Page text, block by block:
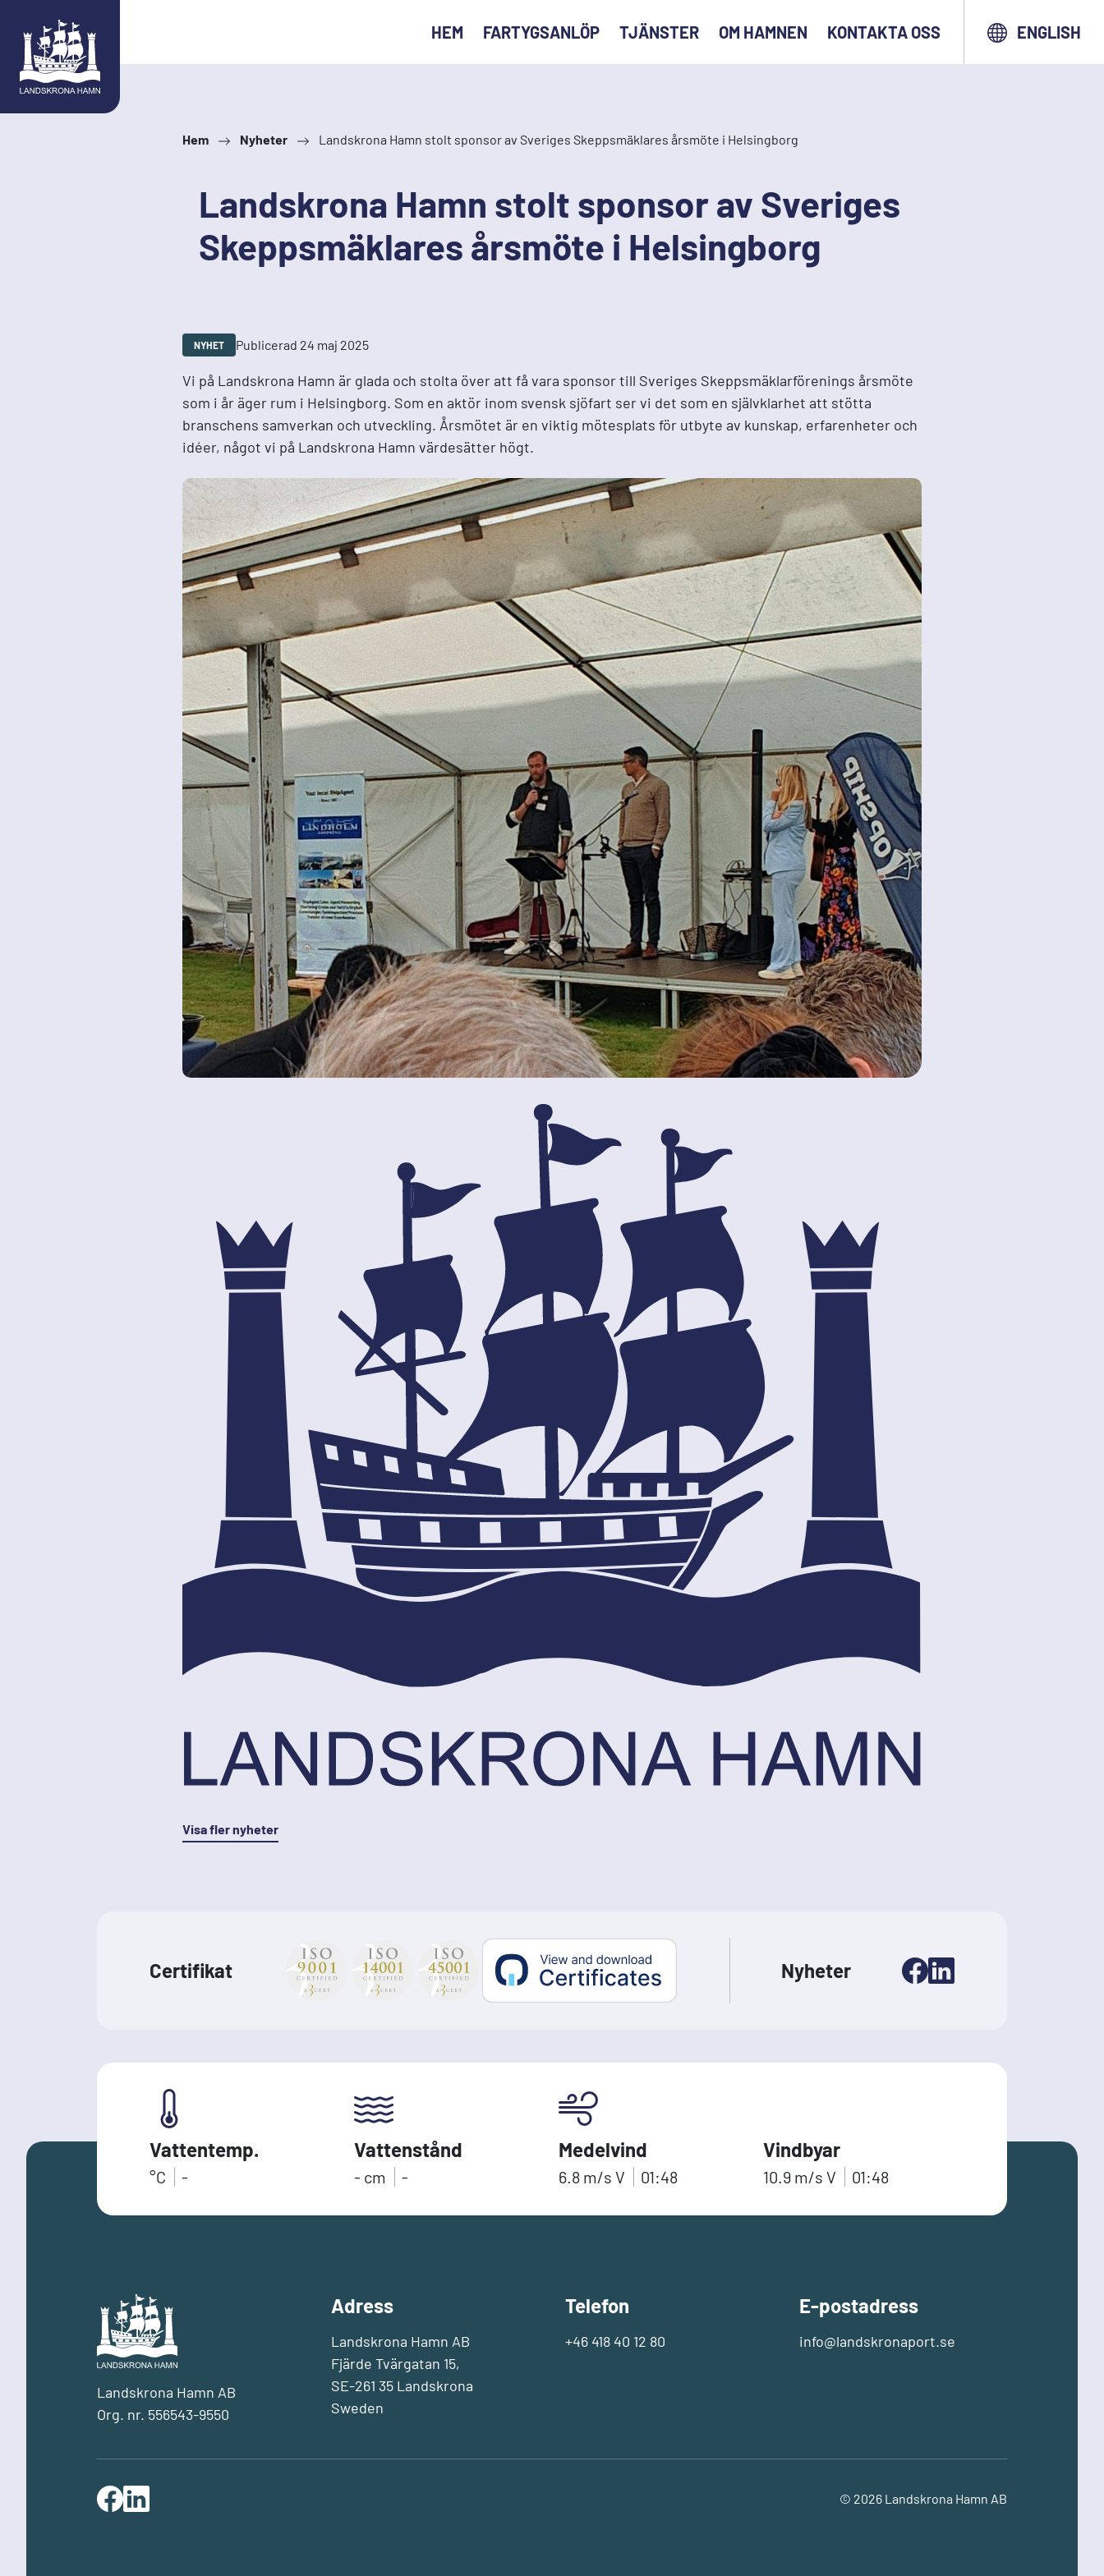
HEM FARTYGSANLÖP TJÄNSTER OM HAMNEN KONTAKTA OSS ENGLISH
Hem Nyheter Landskrona Hamn stolt sponsor av Sveriges Skeppsmäklares årsmöte i Helsingborg
Landskrona Hamn stolt sponsor av Sveriges
Skeppsmäklares årsmöte i Helsingborg
NYHET Publicerad 24 maj 2025
Vi på Landskrona Hamn är glada och stolta över att få vara sponsor till Sveriges Skeppsmäklarförenings årsmöte
som i år äger rum i Helsingborg. Som en aktör inom svensk sjöfart ser vi det som en självklarhet att stötta
branschens samverkan och utveckling. Årsmötet är en viktig mötesplats för utbyte av kunskap, erfarenheter och
idéer, något vi på Landskrona Hamn värdesätter högt.
Visa fler nyheter
Certifikat Nyheter
Vattentemp.
°C -
Vattenstånd
- cm -
Medelvind
6.8 m/s V 01:48
Vindbyar
10.9 m/s V 01:48
Landskrona Hamn AB
Org. nr. 556543-9550
Adress
Landskrona Hamn AB
Fjärde Tvärgatan 15,
SE-261 35 Landskrona
Sweden
Telefon
+46 418 40 12 80
E-postadress
info@landskronaport.se
© 2026 Landskrona Hamn AB